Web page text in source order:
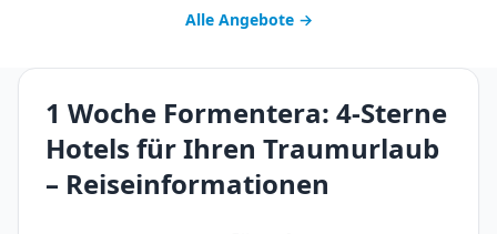
Alle Angebote →
1 Woche Formentera: 4-Sterne
Hotels für Ihren Traumurlaub
– Reiseinformationen